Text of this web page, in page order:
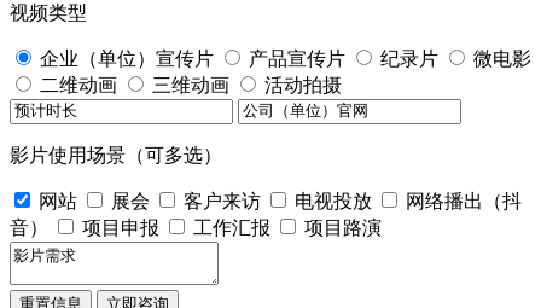
视频类型
企业（单位）宣传片 产品宣传片 纪录片
微电影
二维动画
三维动画 活动拍摄
影片使用场景（可多选）
网站 展会 客户来访 电视投放
网络播出（抖
音）
项目申报 工作汇报 项目路演